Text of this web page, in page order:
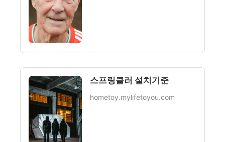
스프링클러 설치기준
hometoy.mylifetoyou.com